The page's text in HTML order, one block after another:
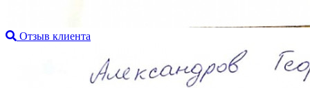
Отзыв клиента